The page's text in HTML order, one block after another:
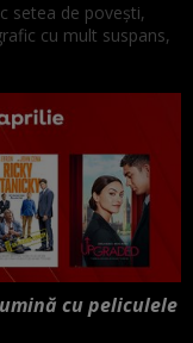
setea de povești,
cu mult suspans,
cu peliculele